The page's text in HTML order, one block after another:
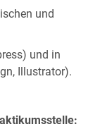
und
und in
Illustrator).